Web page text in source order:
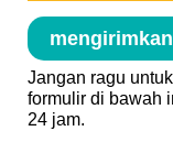
Jangan ragu
formulir di bawah
24 jam.